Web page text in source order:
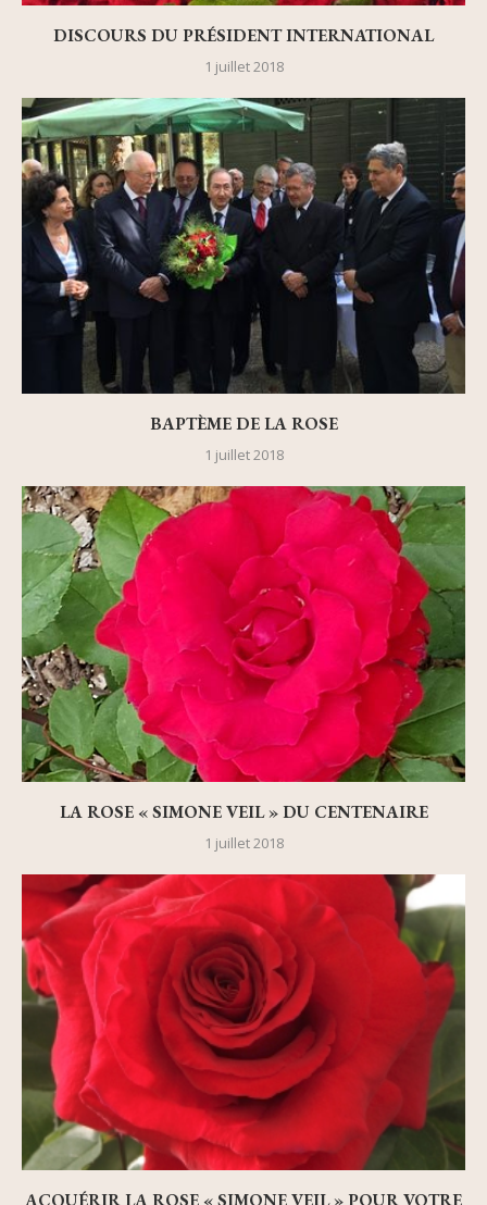
DISCOURS DU PRÉSIDENT INTERNATIONAL
1 juillet 2018
BAPTÈME DE LA ROSE
1 juillet 2018
LA ROSE « SIMONE VEIL » DU CENTENAIRE
1 juillet 2018
ACQUÉRIR LA ROSE « SIMONE VEIL » POUR VOTRE